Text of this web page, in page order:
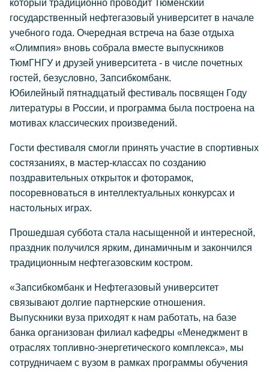
который традиционно проводит Тюменский
государственный нефтегазовый университет в начале
учебного года. Очередная встреча на базе отдыха
«Олимпия» вновь собрала вместе выпускников
ТюмГНГУ и друзей университета - в числе почетных
гостей, безусловно, Запсибкомбанк.
Юбилейный пятнадцатый фестиваль посвящен Году
литературы в России, и программа была построена на
мотивах классических произведений.
Гости фестиваля смогли принять участие в спортивных
состязаниях, в мастер-классах по созданию
поздравительных открыток и фоторамок,
посоревноваться в интеллектуальных конкурсах и
настольных играх.
Прошедшая суббота стала насыщенной и интересной,
праздник получился ярким, динамичным и закончился
традиционным нефтегазовским костром.
«Запсибкомбанк и Нефтегазовый университет
связывают долгие партнерские отношения.
Выпускники вуза приходят к нам работать, на базе
банка организован филиал кафедры «Менеджмент в
отраслях топливно-энергетического комплекса», мы
сотрудничаем с вузом в рамках программы обучения